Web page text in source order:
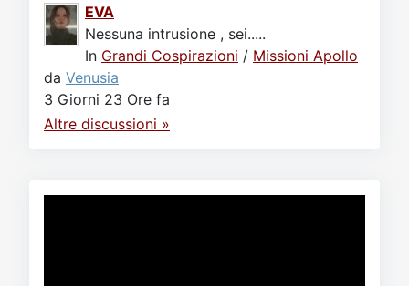
EVA
Nessuna intrusione , sei.....
In Grandi Cospirazioni / Missioni Apollo
da Venusia
3 Giorni 23 Ore fa
Altre discussioni »